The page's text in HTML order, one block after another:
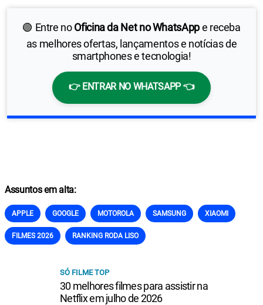
🟢 Entre noOficina da Net no WhatsAppe receba
as melhores ofertas, lançamentos e notícias de
smartphones e tecnologia!
👉 ENTRAR NO WHATSAPP 👈
Assuntos em alta:
APPLE GOOGLE MOTOROLA SAMSUNG XIAOMI
FILMES 2026 RANKING RODA LISO
SÓ FILME TOP
30 melhores filmes para assistir na
Netflix em julho de 2026